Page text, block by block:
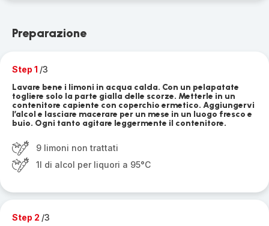
Preparazione
Step 1 /3
Lavare bene i limoni in acqua calda. Con un pelapatate
togliere solo la parte gialla delle scorze. Metterle in un
contenitore capiente con coperchio ermetico. Aggiungervi
l’alcol e lasciare macerare per un mese in un luogo fresco e
buio. Ogni tanto agitare leggermente il contenitore.
9 limoni non trattati
1l di alcol per liquori a 95°C
Step 2 /3